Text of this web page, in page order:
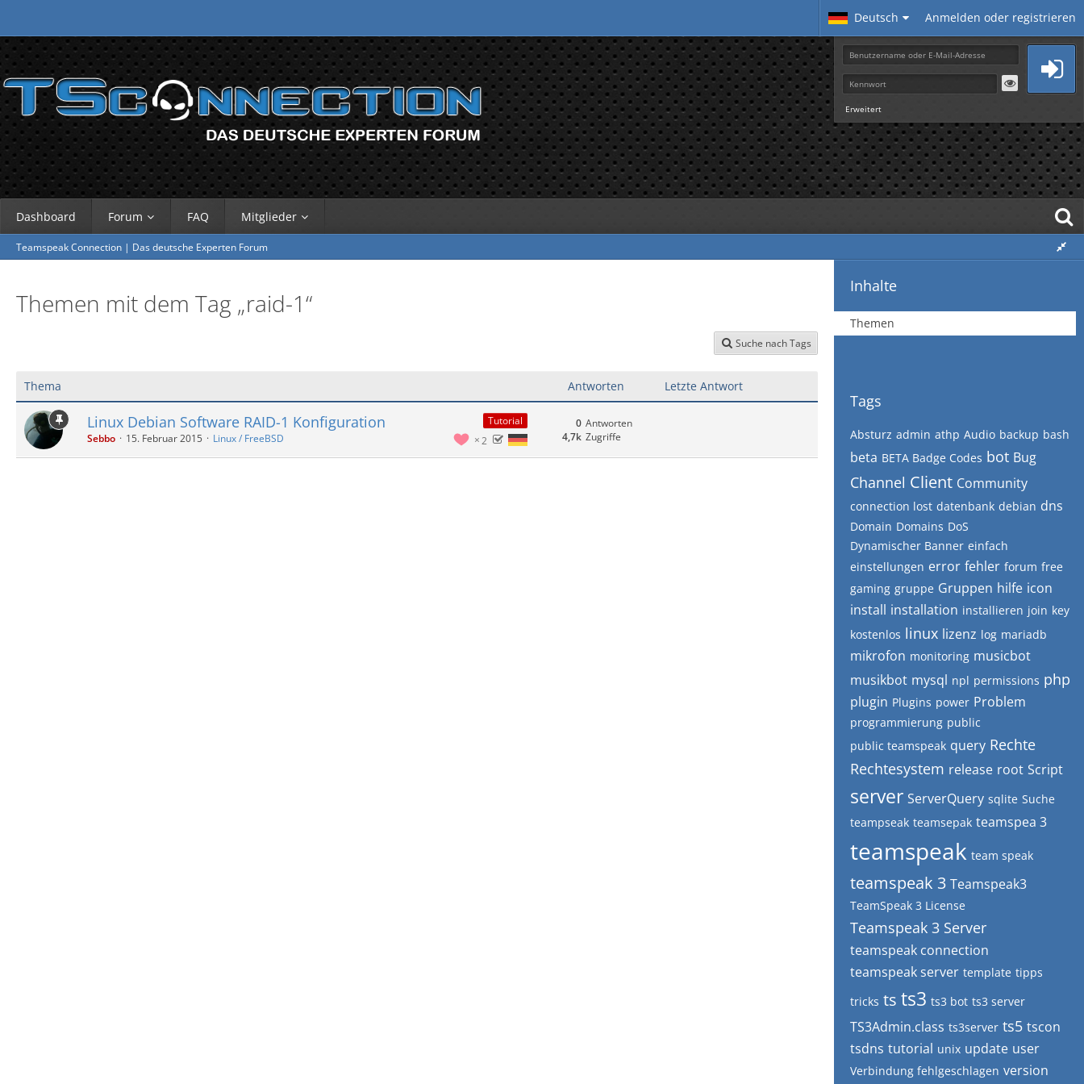
Deutsch Anmelden oder registrieren
Erweitert
Dashboard Forum FAQ Mitglieder
Teamspeak Connection | Das deutsche Experten Forum
Themen mit dem Tag „raid-1“
Suche nach Tags
Thema Antworten Letzte Antwort
Tutorial
Linux Debian Software RAID-1 Konfiguration
2
Sebbo 15. Februar 2015 Linux / FreeBSD
Antworten
0
Zugriffe
4,7k
Inhalte
Themen
Tags
Absturz admin athp Audio backup bash
beta BETA Badge Codes bot Bug
Channel Client Community
connection lost datenbank debian dns
Domain Domains DoS
Dynamischer Banner einfach
einstellungen error fehler forum free
gaming gruppe Gruppen hilfe icon
install installation installieren join key
kostenlos linux lizenz log mariadb
mikrofon monitoring musicbot
musikbot mysql npl permissions php
plugin Plugins power Problem
programmierung public
public teamspeak query Rechte
Rechtesystem release root Script
server ServerQuery sqlite Suche
teampseak teamsepak teamspea 3
teamspeak team speak
teamspeak 3 Teamspeak3
TeamSpeak 3 License
Teamspeak 3 Server
teamspeak connection
teamspeak server template tipps
tricks ts ts3 ts3 bot ts3 server
TS3Admin.class ts3server ts5 tscon
tsdns tutorial unix update user
Verbindung fehlgeschlagen version